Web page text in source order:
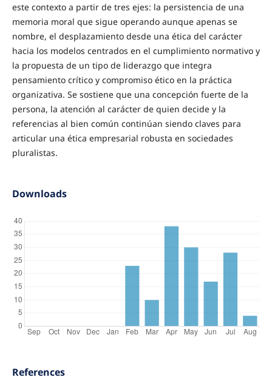
este contexto a partir de tres ejes: la persistencia de una
memoria moral que sigue operando aunque apenas se
nombre, el desplazamiento desde una ética del carácter
hacia los modelos centrados en el cumplimiento normativo y
la propuesta de un tipo de liderazgo que integra
pensamiento crítico y compromiso ético en la práctica
organizativa. Se sostiene que una concepción fuerte de la
persona, la atención al carácter de quien decide y la
referencias al bien común continúan siendo claves para
articular una ética empresarial robusta en sociedades
pluralistas.
Downloads
References